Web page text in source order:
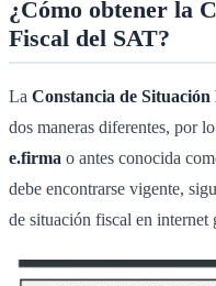
¿Cómo obtener la
Fiscal del SAT?
La Constancia de
dos maneras diferentes, por
e.firma o antes conocida
debe encontrarse vigente,
de situación fiscal en internet